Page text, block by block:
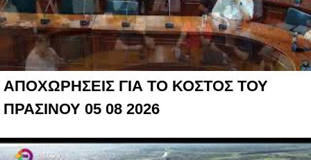
ΑΠΟΧΩΡΗΣΕΙΣ ΓΙΑ ΤΟ ΚΟΣΤΟΣ ΤΟΥ
ΠΡΑΣΙΝΟΥ 05 08 2026